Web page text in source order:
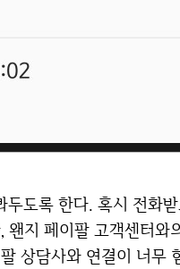
왠지 페이팔 고객센터
상담사와 연결이 너무